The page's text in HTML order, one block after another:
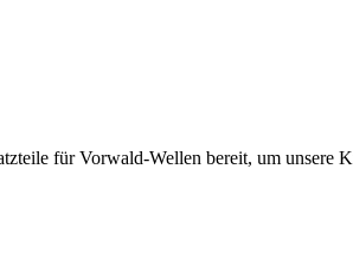
für Vorwald-Wellen bereit, um unsere